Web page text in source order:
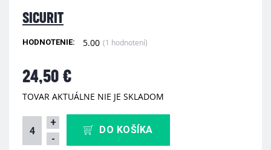
SICURIT
HODNOTENIE: 5.00 (1 hodnotení)
24,50 €
TOVAR AKTUÁLNE NIE JE SKLADOM
+
-
DO KOŠÍKA